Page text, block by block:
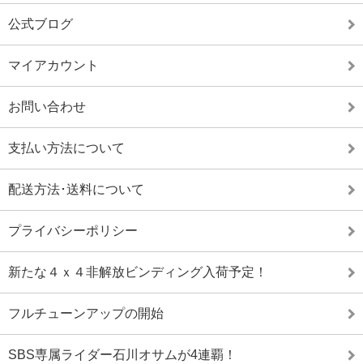
公式ブログ
マイアカウント
お問い合わせ
支払い方法について
配送方法･送料について
プライバシーポリシー
新たな４ｘ４非解放ビンディング入荷予定！
フルチューンアップの開始
SBS専属ライダー石川オサムが4連覇！